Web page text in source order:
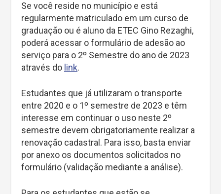
Se você reside no município e está
regularmente matriculado em um curso de
graduação ou é aluno da ETEC Gino Rezaghi,
poderá acessar o formulário de adesão ao
serviço para o 2º Semestre do ano de 2023
através do link.
Estudantes que já utilizaram o transporte
entre 2020 e o 1º semestre de 2023 e têm
interesse em continuar o uso neste 2º
semestre devem obrigatoriamente realizar a
renovação cadastral. Para isso, basta enviar
por anexo os documentos solicitados no
formulário (validação mediante a análise).